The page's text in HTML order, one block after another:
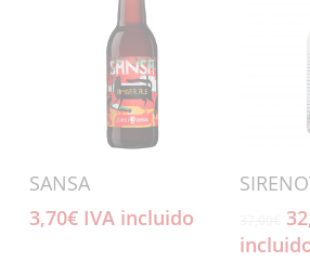
Añadir Al Carrito
SANSA
3,70€ IVA incluido
El